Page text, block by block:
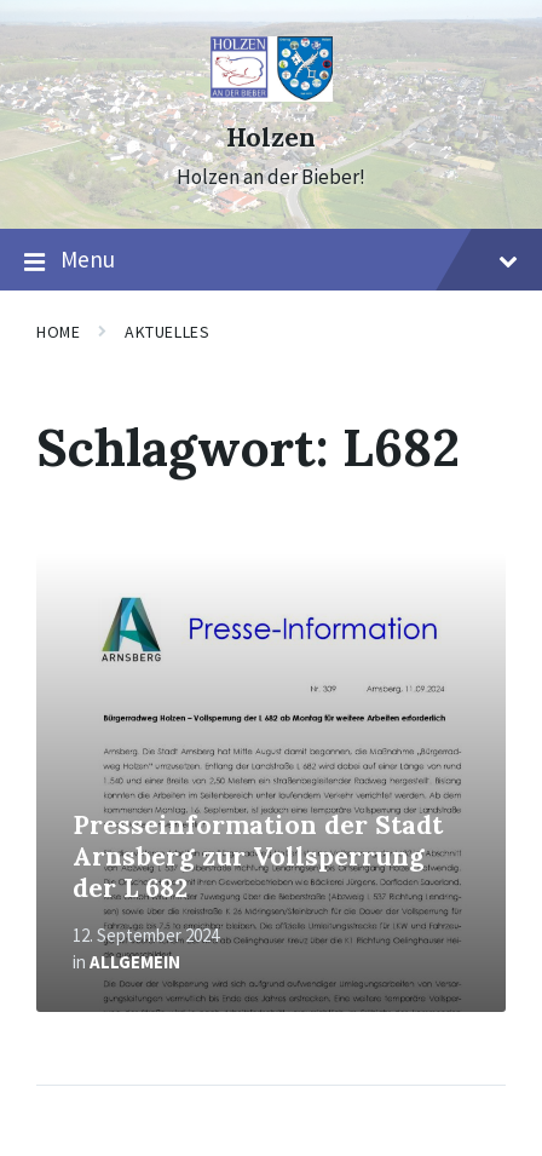
to
content
to
navigation
to
footer
Holzen
Holzen an der Bieber!
Menu
HOME AKTUELLES
Schlagwort: L682
Presseinformation der Stadt
Arnsberg zur Vollsperrung
der L 682
12. September 2024
in ALLGEMEIN